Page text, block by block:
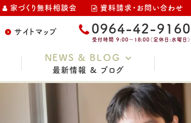
サイトマップ
家づくり無料相談会 資料請求・お問い合わせ
0964-42-9160
受付時間 9:00～18:00（定休日:水曜日）
NEWS & BLOG
最新情報 & ブログ
お知らせ
家づくりコラム